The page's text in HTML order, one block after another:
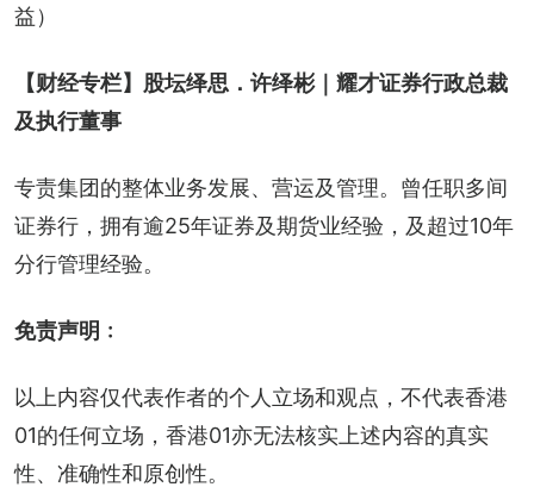
益）
【财经专栏】股坛绎思．许绎彬｜耀才证券行政总裁
及执行董事
专责集团的整体业务发展、营运及管理。曾任职多间
证券行，拥有逾25年证券及期货业经验，及超过10年
分行管理经验。
免责声明﹕
以上内容仅代表作者的个人立场和观点，不代表香港
01的任何立场，香港01亦无法核实上述内容的真实
性、准确性和原创性。